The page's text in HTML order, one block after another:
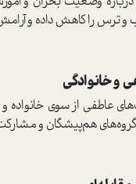
ترس را کاهش داده و
عاطفی از سوی
هم‌پیشگان و